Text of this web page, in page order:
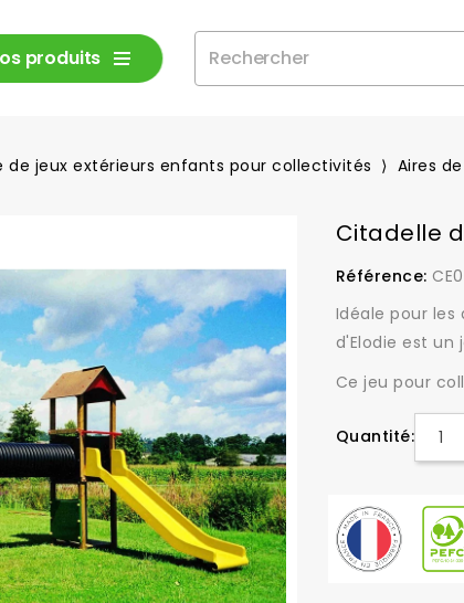
produits
de jeux extérieurs enfants pour collectivités Aires
Citadelle
Référence:
Idéale pour les
d'Elodie est
Ce jeu pour
Quantité: